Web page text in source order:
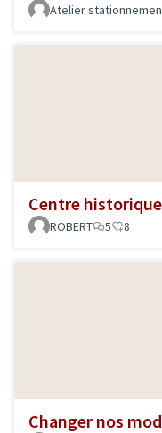
Atelier
Centre
ROBERT
5 8
Changer nos